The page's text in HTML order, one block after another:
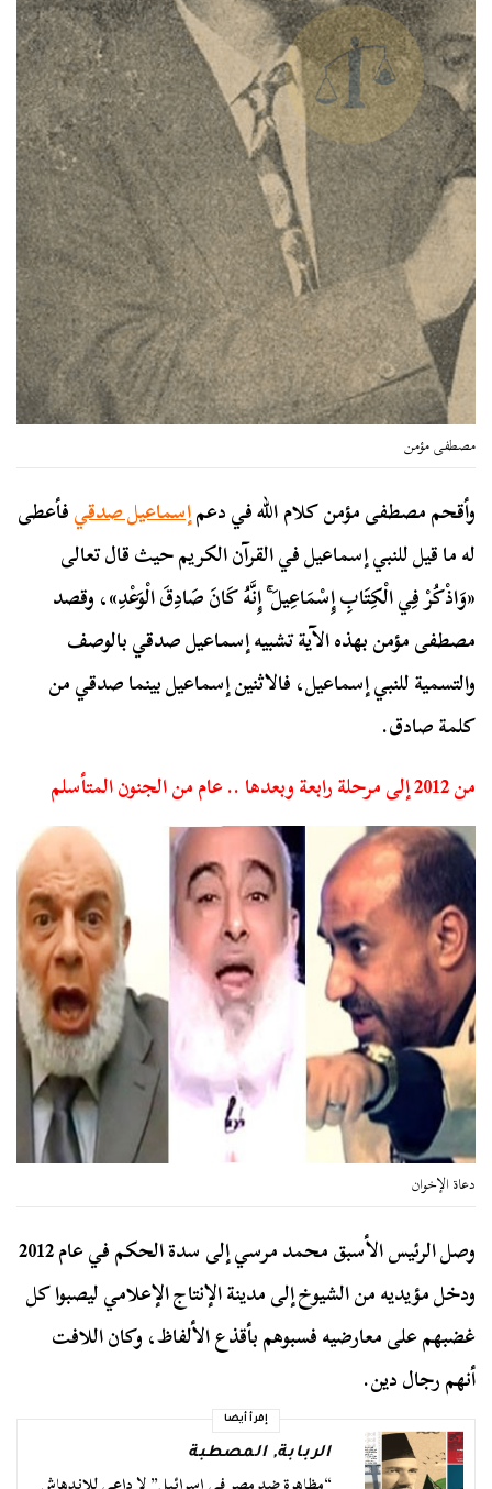
مصطفى مؤمن
وأقحم مصطفى مؤمن كلام الله في دعمإسماعيل صدقيفأعطى
له ما قيل للنبي إسماعيل في القرآن الكريم حيث قال تعالى
«وَاذْكُرْ فِي الْكِتَابِ إِسْمَاعِيلَ ۚ إِنَّهُ كَانَ صَادِقَ الْوَعْدِ»، وقصد
مصطفى مؤمن بهذه الآية تشبيه إسماعيل صدقي بالوصف
والتسمية للنبي إسماعيل، فالاثنين إسماعيل بينما صدقي من
كلمة صادق.
من 2012 إلى مرحلة رابعة وبعدها .. عام من الجنون المتأسلم
دعاة الإخوان
وصل الرئيس الأسبق محمد مرسي إلى سدة الحكم في عام 2012
ودخل مؤيديه من الشيوخ إلى مدينة الإنتاج الإعلامي ليصبوا كل
غضبهم على معارضيه فسبوهم بأقذع الألفاظ، وكان اللافت
أنهم رجال دين.
إقرأ أيضا
الربابة,المصطبة